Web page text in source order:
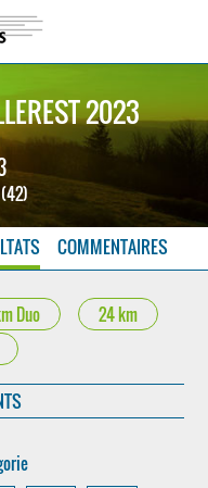
2023
COMMENTAIRES
Duo
24 km